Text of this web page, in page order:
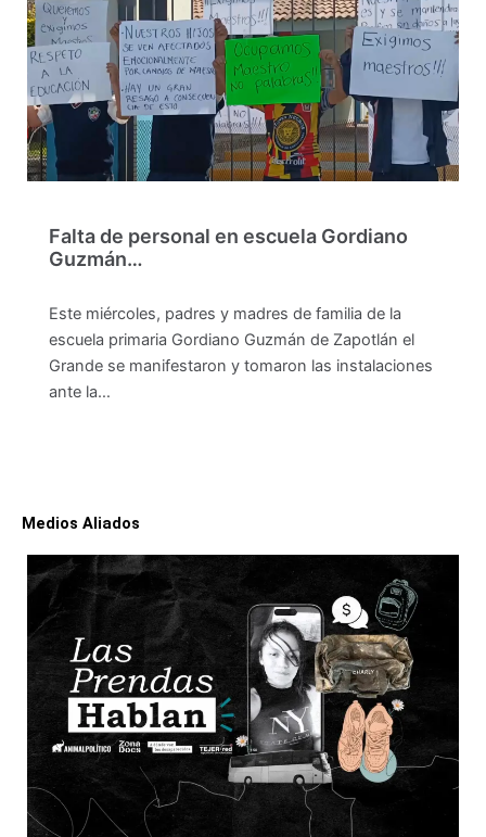
Falta de personal en escuela Gordiano
Guzmán…
Este miércoles, padres y madres de familia de la
escuela primaria Gordiano Guzmán de Zapotlán el
Grande se manifestaron y tomaron las instalaciones
ante la…
Medios Aliados